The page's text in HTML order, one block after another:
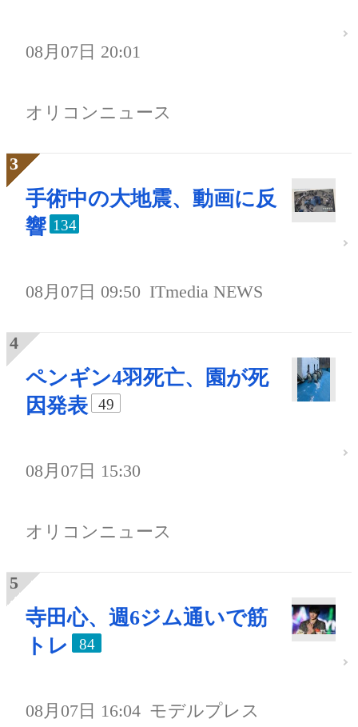
08月07日 20:01
オリコンニュース
手術中の大地震、動画に反
響 134
08月07日 09:50 ITmedia NEWS
ペンギン4羽死亡、園が死
因発表
49
08月07日 15:30
オリコンニュース
寺田心、週6ジム通いで筋
トレ
84
08月07日 16:04 モデルプレス